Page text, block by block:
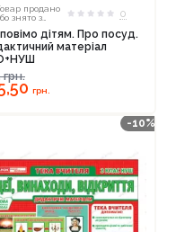
продано
знято з
0
дітям. Про посуд.
матеріал
грн.
грн.
-10%